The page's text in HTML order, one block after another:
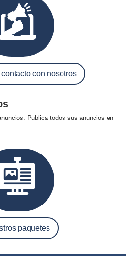
con nosotros
Publica todos sus anuncios en
paquetes